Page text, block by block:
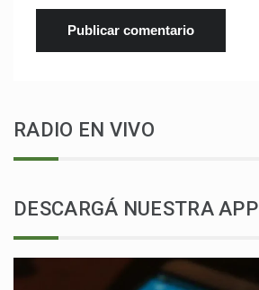
RADIO EN VIVO
DESCARGÁ NUESTRA APP